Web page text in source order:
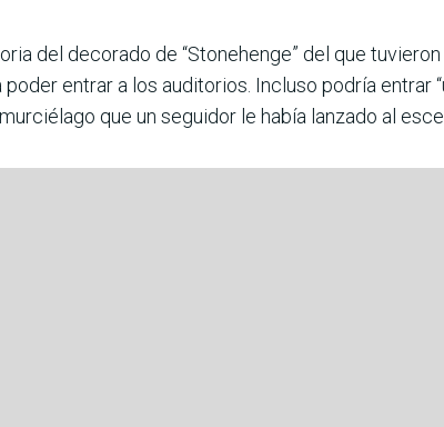
del decorado de “Stonehenge” del que
entrar a los auditorios. Incluso podría entrar
que un seguidor le había lanzado al